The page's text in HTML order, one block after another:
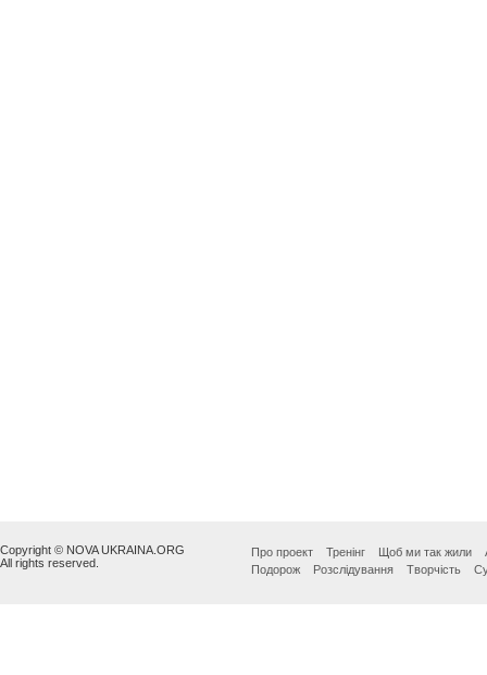
Copyright © NOVA UKRAINA.ORG
All rights reserved.
Про проект Тренінг Щоб ми так жили
Подорож
Розслідування Творчість